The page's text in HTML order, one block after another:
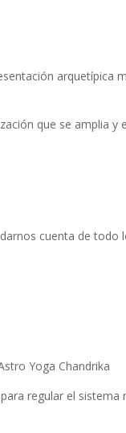
arquetípica
que se amplia y
cuenta de todo
Yoga Chandrika
regular el sistema